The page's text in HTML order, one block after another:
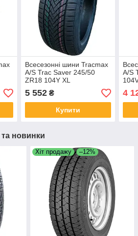
Всесезонні шини Tracmax
A/S Trac Saver 245/50
ZR18 104Y XL
5 552₴
Купити
A/S
4
та новинки
Хіт продажу –12%